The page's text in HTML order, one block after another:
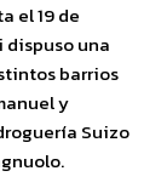
el 19 de
dispuso una
barrios
y
Suizo